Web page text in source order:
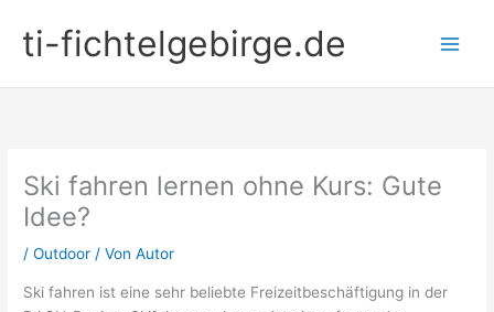
Inhalt
springenti-fichtelgebirge.de
Ski fahren lernen ohne Kurs: Gute
Idee?
/Outdoor / VonAutor
Ski fahren ist eine sehr beliebte Freizeitbeschäftigung in der